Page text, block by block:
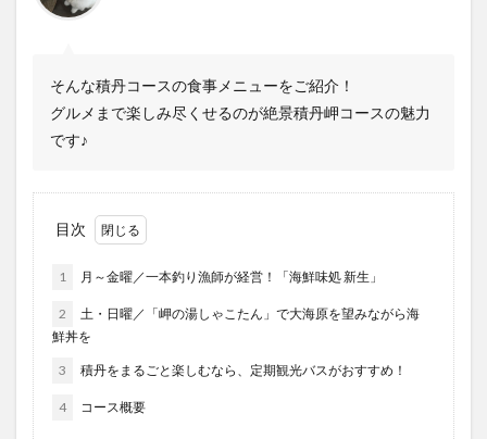
そんな積丹コースの食事メニューをご紹介！
グルメまで楽しみ尽くせるのが絶景積丹岬コースの魅力
です♪
目次
1 月～金曜／一本釣り漁師が経営！「海鮮味処 新生」
2
土・日曜／「岬の湯しゃこたん」で大海原を望みながら海
鮮丼を
3 積丹をまるごと楽しむなら、定期観光バスがおすすめ！
4 コース概要